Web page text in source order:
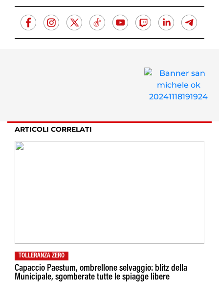
ARTICOLI CORRELATI
TOLLERANZA ZERO
Capaccio Paestum, ombrellone selvaggio: blitz della
Municipale, sgomberate tutte le spiagge libere